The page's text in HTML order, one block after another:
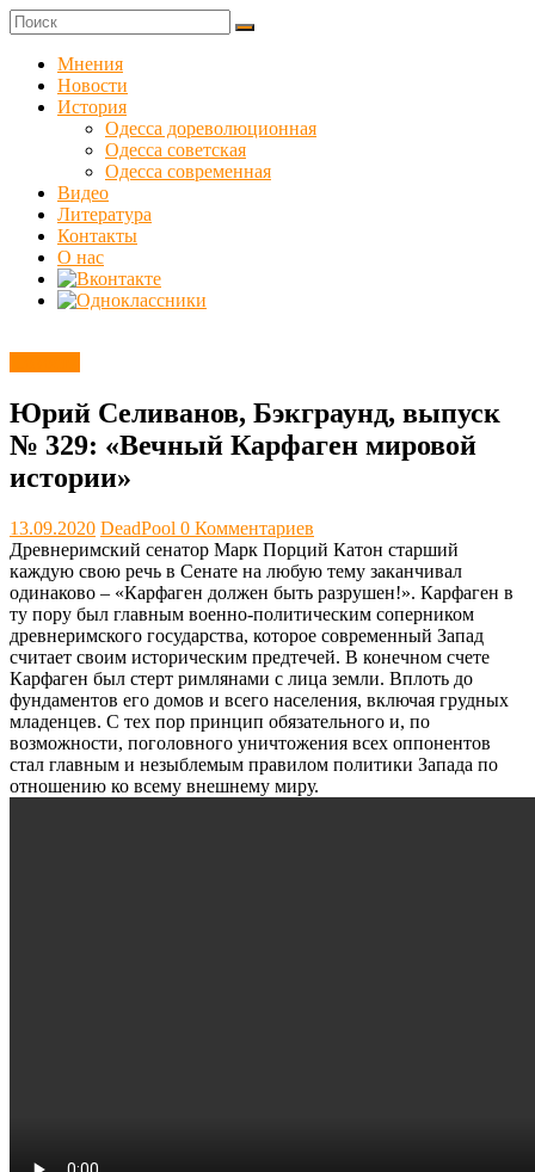
Skip
to
content
Куликовец
Сайт
одесского
сопротивления
Мнения
Новости
История
Одесса дореволюционная
Одесса советская
Одесса современная
Видео
Литература
Контакты
О нас
Юрий Селиванов, Бэкграунд, выпуск
№ 329: «Вечный Карфаген мировой
истории»
13.09.2020 DeadPool 0 Комментариев
Древнеримский сенатор Марк Порций Катон старший
каждую свою речь в Сенате на любую тему заканчивал
одинаково – «Карфаген должен быть разрушен!». Карфаген в
ту пору был главным военно-политическим соперником
древнеримского государства, которое современный Запад
считает своим историческим предтечей. В конечном счете
Карфаген был стерт римлянами с лица земли. Вплоть до
фундаментов его домов и всего населения, включая грудных
младенцев. С тех пор принцип обязательного и, по
возможности, поголовного уничтожения всех оппонентов
стал главным и незыблемым правилом политики Запада по
отношению ко всему внешнему миру.